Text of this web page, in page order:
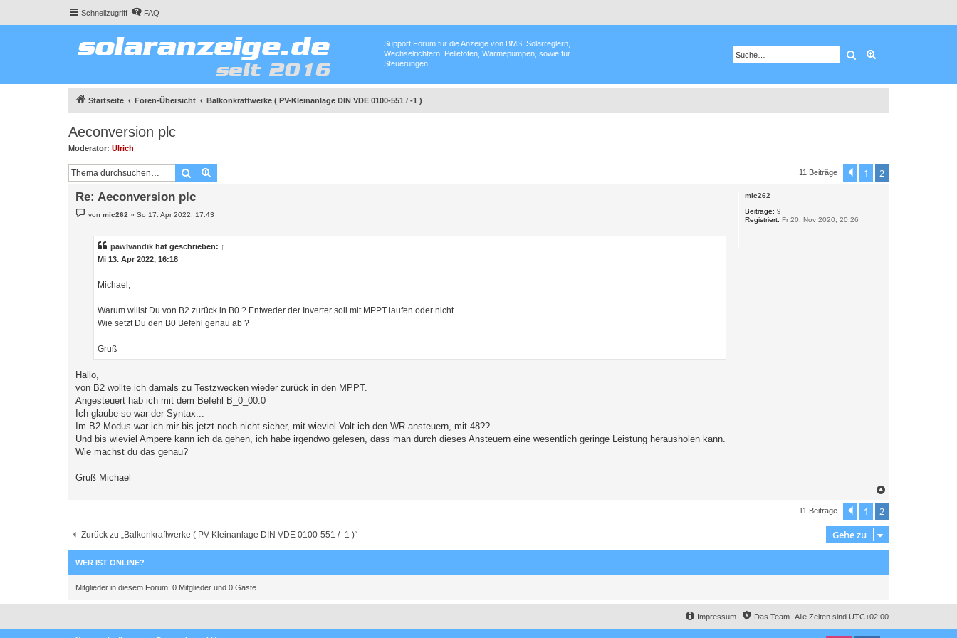
Schnellzugriff FAQ
Support Forum für die Anzeige von BMS, Solarreglern,
Wechselrichtern, Pelletöfen, Wärmepumpen, sowie für
Steuerungen.
Suche
Startseite Foren-Übersicht Balkonkraftwerke ( PV-Kleinanlage DIN VDE 0100-551 / -1 )
Aeconversion plc
Moderator: Ulrich
Suche 11 Beiträge Vorherige
1 2
mic262
Beiträge: 9
Registriert: Fr 20. Nov 2020, 20:26
Re: Aeconversion plc
e
vonmic262 »So 17. Apr 2022, 17:43
pawlvandik hat geschrieben: ↑
Mi 13. Apr 2022, 16:18
Michael,
Warum willst Du von B2 zurück in B0 ? Entweder der Inverter soll mit MPPT laufen oder nicht.
Wie setzt Du den B0 Befehl genau ab ?
Gruß
Hallo,
von B2 wollte ich damals zu Testzwecken wieder zurück in den MPPT.
Angesteuert hab ich mit dem Befehl B_0_00.0
Ich glaube so war der Syntax...
Im B2 Modus war ich mir bis jetzt noch nicht sicher, mit wieviel Volt ich den WR ansteuern, mit 48??
Und bis wieviel Ampere kann ich da gehen, ich habe irgendwo gelesen, dass man durch dieses Ansteuern eine wesentlich geringe Leistung herausholen kann.
Wie machst du das genau?
Gruß Michael
h
o
e
11 Beiträge Vorherige
1 2
Zurück zu „Balkonkraftwerke ( PV-Kleinanlage DIN VDE 0100-551 / -1 )“ Gehe zu
WER IST ONLINE?
Mitglieder in diesem Forum: 0 Mitglieder und 0 Gäste
Alle Zeiten sind UTC+02:00
Das Team
Impressum